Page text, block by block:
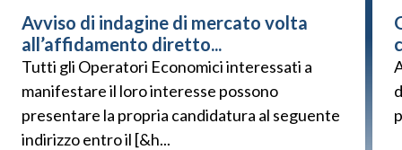
Avviso di indagine di mercato volta
all’affidamento diretto...
Tutti gli Operatori Economici interessati a
manifestare il loro interesse possono
presentare la propria candidatura al seguente
indirizzo entro il [&h...